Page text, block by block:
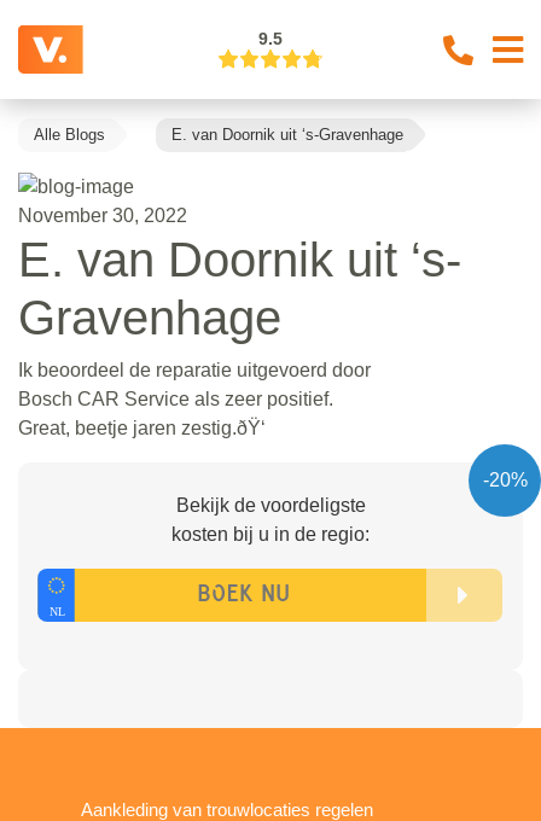
9.5
Alle Blogs E. van Doornik uit ‘s-Gravenhage
November 30, 2022
E. van Doornik uit ‘s-
Gravenhage
Ik beoordeel de reparatie uitgevoerd door
Bosch CAR Service als zeer positief.
Great, beetje jaren zestig.ðŸ‘
-20%
Bekijk de voordeligste
kosten bij u in de regio:
Aankleding van trouwlocaties regelen